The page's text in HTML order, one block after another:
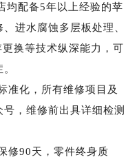
均配备5年以上经验的苹
进水腐蚀多层板处理、
换等技术纵深能力，可
准化，所有维修项目及
，维修前出具详细检测
修90天，零件终身质